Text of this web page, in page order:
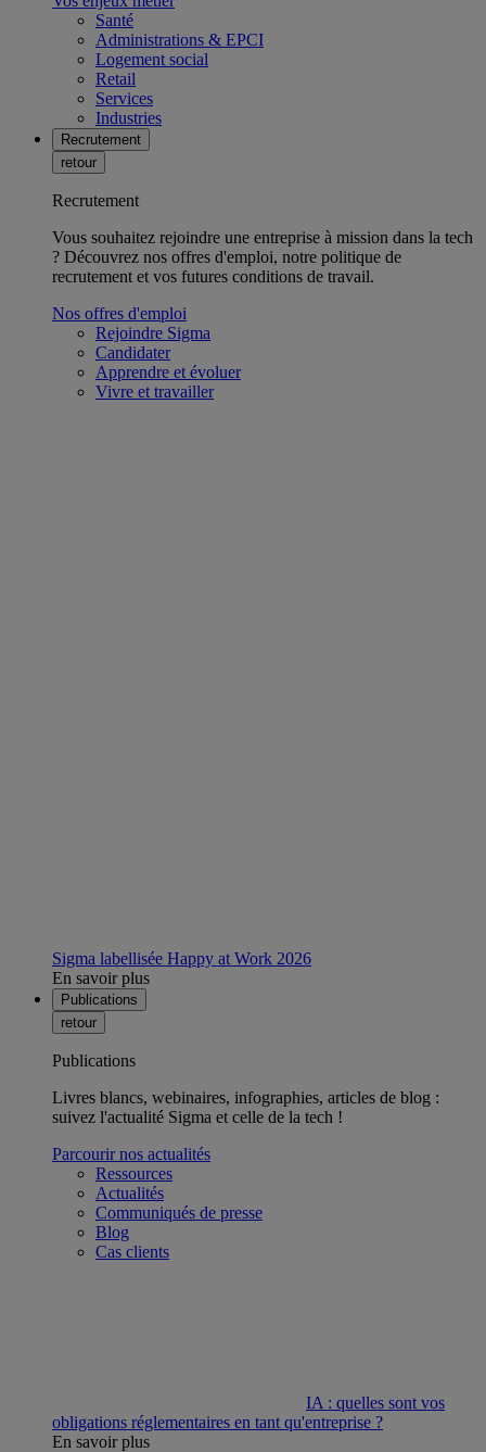
Santé
Administrations & EPCI
Logement social
Retail
Services
Industries
Recrutement
retour
Recrutement
Vous souhaitez rejoindre une entreprise à mission dans la tech
? Découvrez nos offres d'emploi, notre politique de
recrutement et vos futures conditions de travail.
Nos offres d'emploi
Rejoindre Sigma
Candidater
Apprendre et évoluer
Vivre et travailler
Sigma labellisée Happy at Work 2026
En savoir plus
Publications
retour
Publications
Livres blancs, webinaires, infographies, articles de blog :
suivez l'actualité Sigma et celle de la tech !
Parcourir nos actualités
Ressources
Actualités
Communiqués de presse
Blog
Cas clients
IA : quelles sont vos
obligations réglementaires en tant qu'entreprise ?
En savoir plus